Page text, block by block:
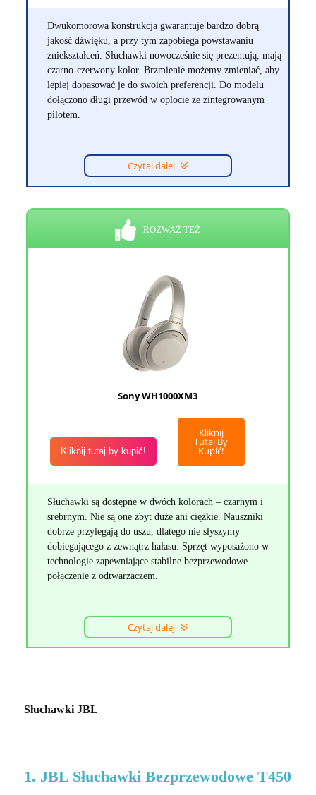
Dwukomorowa konstrukcja gwarantuje bardzo dobrą
jakość dźwięku, a przy tym zapobiega powstawaniu
zniekształceń. Słuchawki nowocześnie się prezentują, mają
czarno-czerwony kolor. Brzmienie możemy zmieniać, aby
lepiej dopasować je do swoich preferencji. Do modelu
dołączono długi przewód w oplocie ze zintegrowanym
pilotem.
Czytaj dalej
ROZWAŻ TEŻ
Sony WH1000XM3
Kliknij tutaj by kupić!
Kliknij
Tutaj By
Kupić!
Słuchawki są dostępne w dwóch kolorach – czarnym i
srebrnym. Nie są one zbyt duże ani ciężkie. Nauszniki
dobrze przylegają do uszu, dlatego nie słyszymy
dobiegającego z zewnątrz hałasu. Sprzęt wyposażono w
technologie zapewniające stabilne bezprzewodowe
połączenie z odtwarzaczem.
Czytaj dalej
Słuchawki JBL
1. JBL Słuchawki Bezprzewodowe T450